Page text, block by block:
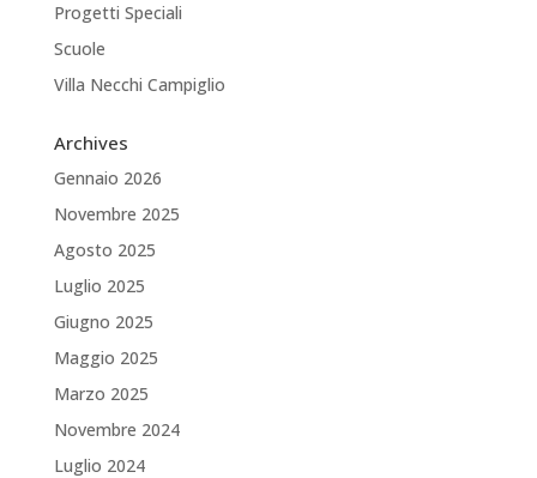
Progetti Speciali
Scuole
Villa Necchi Campiglio
Archives
Gennaio 2026
Novembre 2025
Agosto 2025
Luglio 2025
Giugno 2025
Maggio 2025
Marzo 2025
Novembre 2024
Luglio 2024